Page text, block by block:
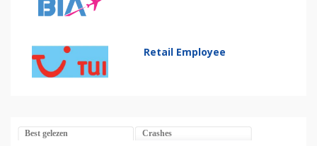
Retail Employee
Best gelezen Crashes